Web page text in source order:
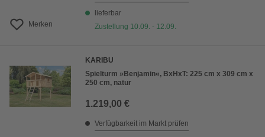
Merken
lieferbar
Zustellung 10.09. - 12.09.
KARIBU
Spielturm »Benjamin«, BxHxT: 225 cm x 309 cm x
250 cm, natur
1.219,00 €
Verfügbarkeit im Markt prüfen